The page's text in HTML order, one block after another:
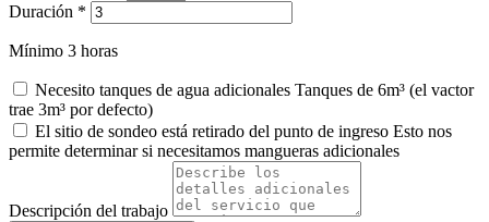
Duración *
Mínimo 3 horas
Necesito tanques de agua adicionales Tanques de 6m³ (el vactor
trae 3m³ por defecto)
El sitio de sondeo está retirado del punto de ingreso Esto nos
permite determinar si necesitamos mangueras adicionales
Descripción del trabajo